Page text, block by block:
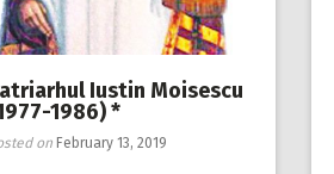
Iustin Moisescu
1986) *
on February 13, 2019